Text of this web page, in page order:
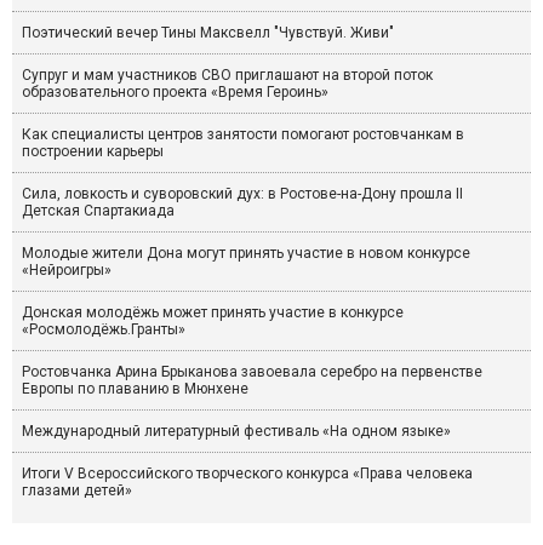
Поэтический вечер Тины Максвелл "Чувствуй. Живи"
Супруг и мам участников СВО приглашают на второй поток
образовательного проекта «Время Героинь»
Как специалисты центров занятости помогают ростовчанкам в
построении карьеры
Сила, ловкость и суворовский дух: в Ростове-на-Дону прошла II
Детская Спартакиада
Молодые жители Дона могут принять участие в новом конкурсе
«Нейроигры»
Донская молодёжь может принять участие в конкурсе
«Росмолодёжь.Гранты»
Ростовчанка Арина Брыканова завоевала серебро на первенстве
Европы по плаванию в Мюнхене
Международный литературный фестиваль «На одном языке»
Итоги V Всероссийского творческого конкурса «Права человека
глазами детей»